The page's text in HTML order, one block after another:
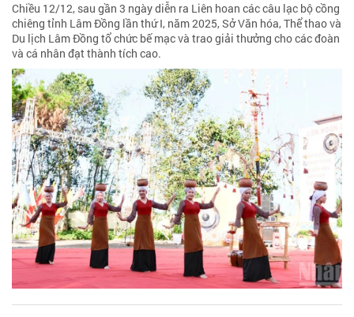
Chiều 12/12, sau gần 3 ngày diễn ra Liên hoan các câu lạc bộ cồng
chiêng tỉnh Lâm Đồng lần thứ I, năm 2025, Sở Văn hóa, Thể thao và
Du lịch Lâm Đồng tổ chức bế mạc và trao giải thưởng cho các đoàn
và cá nhân đạt thành tích cao.